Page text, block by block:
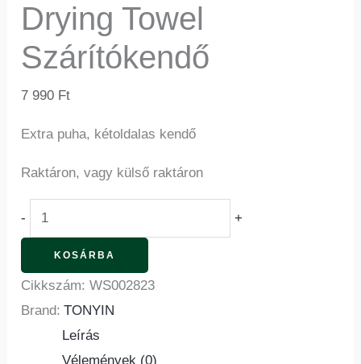
Drying Towel
Szárítókendő
7 990 Ft
Extra puha, kétoldalas kendő
Raktáron, vagy külső raktáron
- +
KOSÁRBA
Cikkszám:WS002823
Brand: TONYIN
Leírás
Vélemények (0)